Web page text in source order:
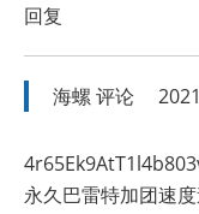
回复
海螺 评论
永久巴雷特加团速